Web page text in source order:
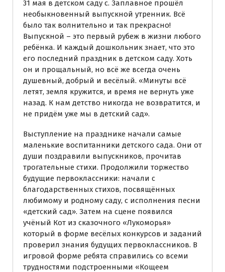
31 мая в детском саду с. Заплавное прошёл
необыкновенный выпускной утренник. Всё
было так волнительно и так прекрасно!
Выпускной – это первый рубеж в жизни любого
ребёнка. И каждый дошкольник знает, что это
его последний праздник в детском саду. Хоть
он и прощальный, но всё же всегда очень
душевный, добрый и весёлый. «Минуты всё
летят, земля кружится, и время не вернуть уже
назад. К нам детство никогда не возвратится, и
не придём уже мы в детский сад».
Выступление на празднике начали самые
маленькие воспитанники детского сада. Они от
души поздравили выпускников, прочитав
трогательные стихи. Продолжили торжество
будущие первоклассники: начали с
благодарственных стихов, посвящённых
любимому и родному саду, с исполнения песни
«детский сад». Затем на сцене появился
учёный Кот из сказочного «Лукоморья»
который в форме весёлых конкурсов и заданий
проверил знания будущих первоклассников. В
игровой форме ребята справились со всеми
трудностями подстроенными «Кощеем